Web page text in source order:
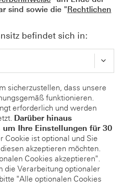
sind sowie die "Rechtlichen
befindet sich in:
sicherzustellen, dass unsere
funktionieren.
erforderlich und werden
Darüber hinaus
Ihre Einstellungen für 30
Cookie ist optional und Sie
akzeptieren möchten.
Cookies akzeptieren".
die Verarbeitung optionaler
"Alle optionalen Cookies